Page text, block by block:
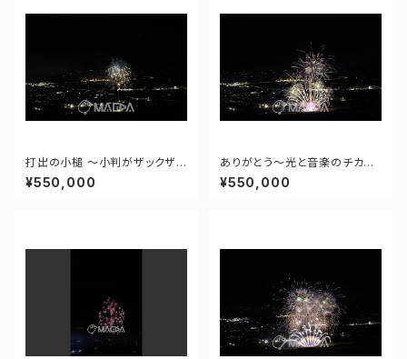
打出の小槌 ～小判がザックザク
～ - 大曲の花火―春の章―「新
作花火コレクション2024 世界
¥550,000
ありがとう～光と音楽のチカラ
～ - 大曲の花火―春の章―「新
作花火コレクション2024 世界
¥550,000